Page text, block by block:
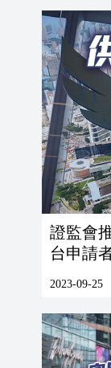
證監會
台申請
2023-09-25